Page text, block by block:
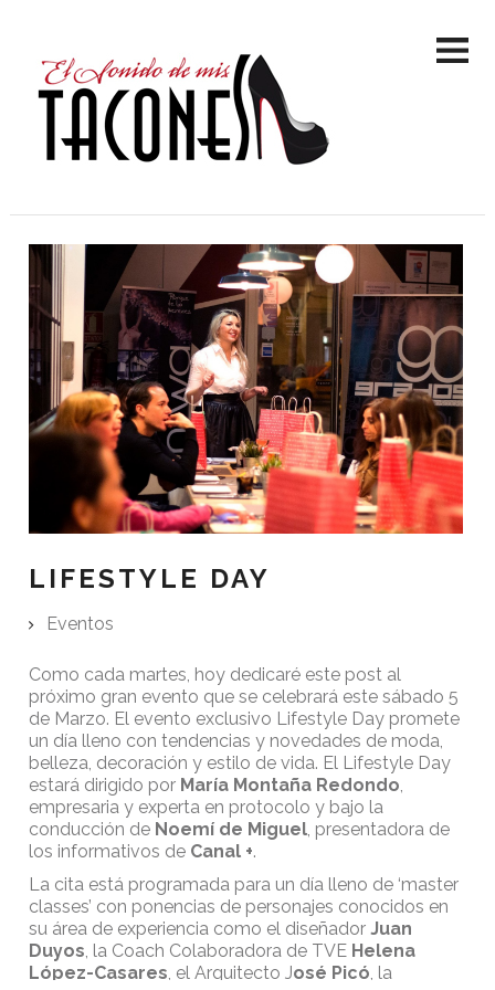
LIFESTYLE DAY
Eventos
Como cada martes, hoy dedicaré este post al
próximo gran evento que se celebrará este sábado 5
de Marzo. El evento exclusivo Lifestyle Day promete
un día lleno con tendencias y novedades de moda,
belleza, decoración y estilo de vida. El Lifestyle Day
estará dirigido por María Montaña Redondo,
empresaria y experta en protocolo y bajo la
conducción de Noemí de Miguel, presentadora de
los informativos de Canal +.
La cita está programada para un día lleno de ‘master
classes’ con ponencias de personajes conocidos en
su área de experiencia como el diseñador Juan
Duyos, la Coach Colaboradora de TVE Helena
López-Casares, el Arquitecto José Picó, la